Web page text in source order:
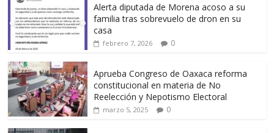
Alerta diputada de Morena acoso a su
familia tras sobrevuelo de dron en su
casa
febrero 7, 2026 0
Aprueba Congreso de Oaxaca reforma
constitucional en materia de No
Reelección y Nepotismo Electoral
marzo 5, 2025 0